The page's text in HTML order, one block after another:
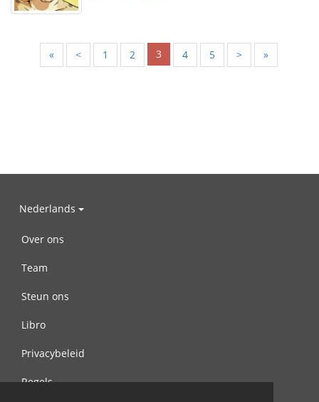
« < 1 2 3 4 5 > »
Nederlands
Over ons
Team
Steun ons
Libro
Privacybeleid
Regels